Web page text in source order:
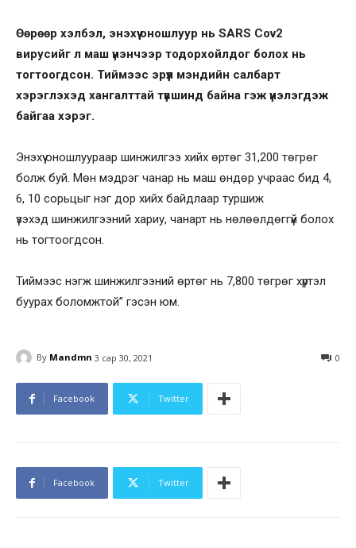
Өөрөөр хэлбэл, энэхүү оношлуур нь SARS Cov2
вирусийг л маш үнэнчээр тодорхойлдог болох нь
тогтоогдсон. Тиймээс эрүүл мэндийн салбарт
хэрэглэхэд хангалттай түвшинд байна гэж үнэлэгдэж
байгаа хэрэг.
Энэхүү оношлуураар шинжилгээ хийх өртөг 31,200 төгрөг
болж буй. Мөн мэдрэг чанар нь маш өндөр учраас бид 4,
6, 10 сорьцыг нэг дор хийх байдлаар туршиж
үзэхэд шинжилгээний хариу, чанарт нь нөлөөлдөггүй болох
нь тогтоогдсон.
Тиймээс нэгж шинжилгээний өртөг нь 7,800 төгрөг хүртэл
буурах боломжтой” гэсэн юм.
By Mandmn 3 сар 30, 2021 0
Facebook Twitter
Facebook Twitter